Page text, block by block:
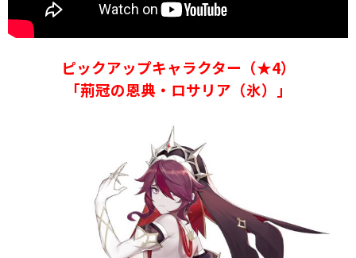
ピックアップキャラクター（★4）
「荊冠の恩典・ロサリア（氷）」